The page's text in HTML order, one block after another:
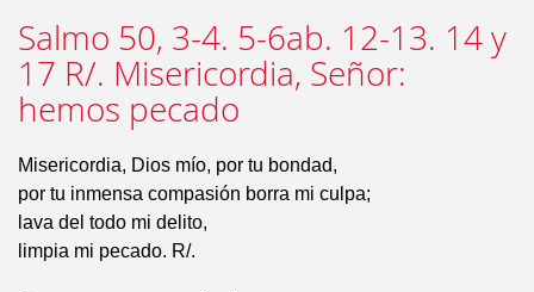
Salmo 50, 3-4. 5-6ab. 12-13. 14 y
17 R/. Misericordia, Señor:
hemos pecado
Misericordia, Dios mío, por tu bondad,
por tu inmensa compasión borra mi culpa;
lava del todo mi delito,
limpia mi pecado. R/.